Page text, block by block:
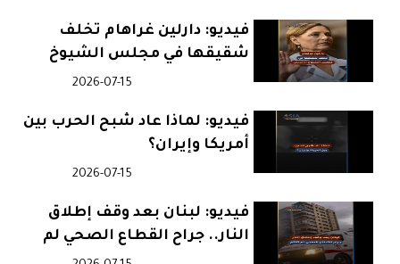
فيديو: دارلين غراهام تخلف
شقيقها في مجلس الشيوخ
2026-07-15
فيديو: لماذا عاد شبح الحرب بين
أمريكا وإيران؟
2026-07-15
فيديو: لبنان بعد وقف إطلاق
النار.. جراح القطاع الصحي لم